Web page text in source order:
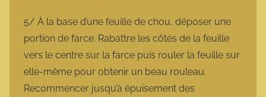
5/ À la base d’une feuille de chou, déposer une
portion de farce. Rabattre les côtés de la feuille
vers le centre sur la farce puis rouler la feuille sur
elle-même pour obtenir un beau rouleau.
Recommencer jusqu’à épuisement des